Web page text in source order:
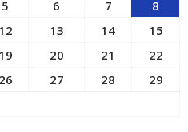
5 6 7
8
12 13 14
15
19 20 21
22
26 27 28
29